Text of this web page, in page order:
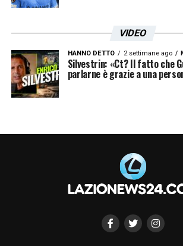
VIDEO
HANNO DETTO 2 settimane ago
Silvestrin: «Ct? Il fatto che
parlarne è grazie a una